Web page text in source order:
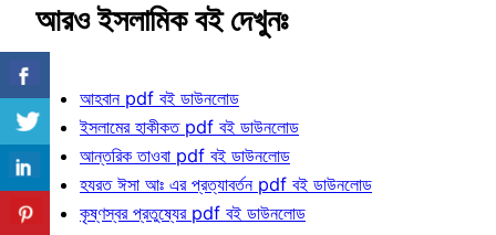
আরও ইসলামিক বই দেখুনঃ
আহবান pdf বই ডাউনলোড
ইসলামের হাকীকত pdf বই ডাউনলোড
আন্তরিক তাওবা pdf বই ডাউনলোড
হযরত ঈসা আঃ এর প্রত্যাবর্তন pdf বই ডাউনলোড
কৃষ্ণস্বর প্রতুষ্যের pdf বই ডাউনলোড